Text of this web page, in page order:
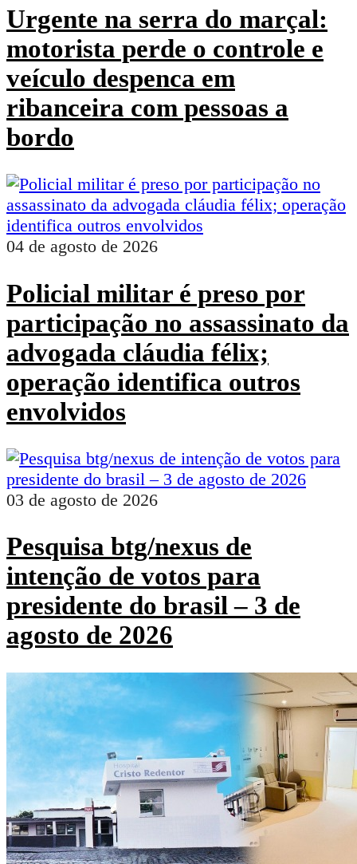
Urgente na serra do marçal:
motorista perde o controle e
veículo despenca em
ribanceira com pessoas a
bordo
04 de agosto de 2026
Policial militar é preso por
participação no assassinato da
advogada cláudia félix;
operação identifica outros
envolvidos
03 de agosto de 2026
Pesquisa btg/nexus de
intenção de votos para
presidente do brasil – 3 de
agosto de 2026